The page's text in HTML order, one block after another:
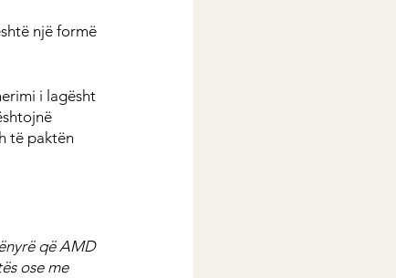
një formë
i lagësht
të paktën
që AMD
ose me